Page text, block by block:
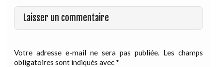
Laisser un commentaire
Votre adresse e-mail ne sera pas publiée. Les champs
obligatoires sont indiqués avec *